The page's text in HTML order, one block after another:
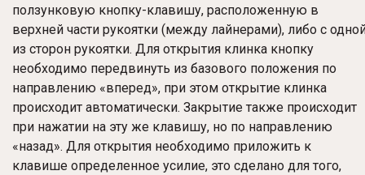
ползунковую кнопку-клавишу, расположенную в
верхней части рукоятки (между лайнерами), либо с
из сторон рукоятки. Для открытия клинка кнопку
необходимо передвинуть из базового положения по
направлению «вперед», при этом открытие клинка
происходит автоматически. Закрытие также происходит
при нажатии на эту же клавишу, но по направлению
«назад». Для открытия необходимо приложить к
клавише определенное усилие, это сделано для того,